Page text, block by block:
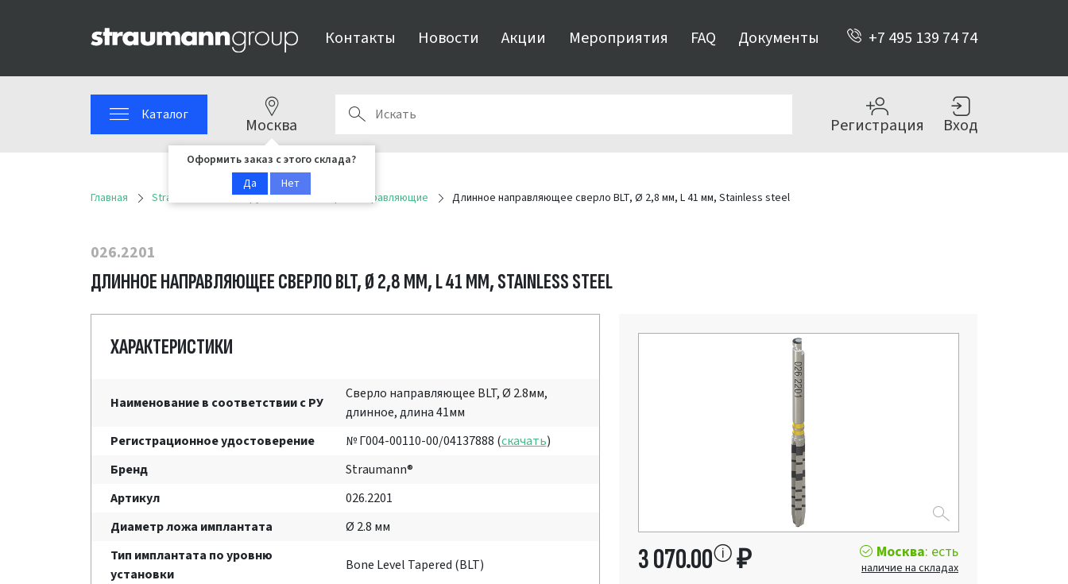
Контакты Новости Акции Мероприятия FAQ Документы +7 495 139 74 74
Каталог Москва
Оформить заказ с этого склада?
Да
Нет
Регистрация Вход
Главная Straumann Инструменты Сверла направляющие Длинное направляющее сверло BLT, Ø 2,8 мм, L 41 мм, Stainless steel
026.2201
ДЛИННОЕ НАПРАВЛЯЮЩЕЕ СВЕРЛО BLT, Ø 2,8 ММ, L 41 ММ, STAINLESS STEEL
ХАРАКТЕРИСТИКИ
Наименование в соответствии с РУ
Сверло направляющее BLT, Ø 2.8мм,
длинное, длина 41мм
Регистрационное удостоверение
№ Г004-00110-00/04137888 (скачать)
Бренд
Straumann®
Артикул
026.2201
Диаметр ложа имплантата
Ø 2.8 мм
Тип имплантата по уровню
установки
Bone Level Tapered (BLT) 3 070.00 ₽ Москва: есть
наличие на складах